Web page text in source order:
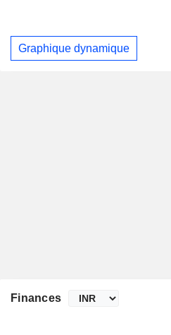
Graphique dynamique
Finances